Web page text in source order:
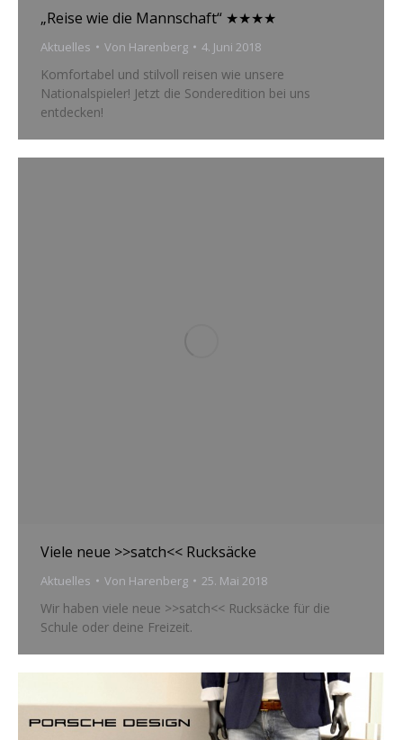
„Reise wie die Mannschaft“ ★★★★
Aktuelles Von Harenberg 4. Juni 2018
Komfortabel und stilvoll reisen wie unsere
Nationalspieler! Jetzt die Sonderedition bei uns
entdecken!
Viele neue >>satch<< Rucksäcke
Aktuelles Von Harenberg 25. Mai 2018
Wir haben viele neue >>satch<< Rucksäcke für die
Schule oder deine Freizeit.